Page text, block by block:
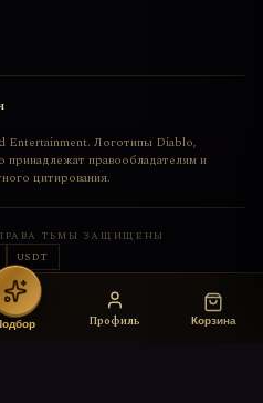
Entertainment. Логотипы Diablo,
правообладателям и
цитирования.
ПРАВА ТЬМЫ ЗАЩИЩЕНЫ
USDT
deemkend
Профиль Корзина